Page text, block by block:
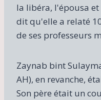
la libéra, l'épousa
dit qu'elle a relaté
de ses professeurs
Zaynab bint
AH), en revanche,
Son père était un